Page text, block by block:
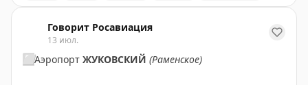
Говорит Росавиация
13 июл.
⬜️Аэропорт ЖУКОВСКИЙ (Раменское)